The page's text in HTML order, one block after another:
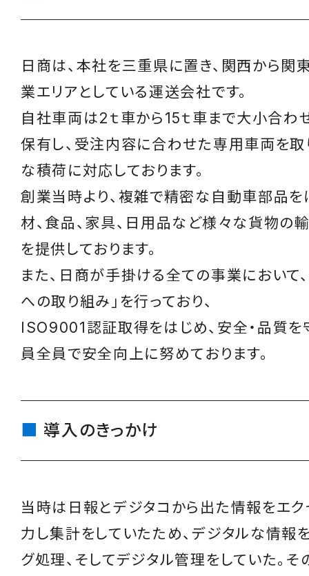
日商は、本社を三重県に置き、関西から関
業エリアとしている運送会社です。
自社車両は2ｔ車から15ｔ車まで大小合
保有し、受注内容に合わせた専用車両を取
な積荷に対応しております。
創業当時より、複雑で精密な自動車部品を
材、食品、家具、日用品など様々な貨物の
を提供しております。
また、日商が手掛ける全ての事業において
への取り組み」を行っており、
ISO9001認証取得をはじめ、安全・品質を
員全員で安全向上に努めております。
導入のきっかけ
当時は日報とデジタコから出た情報をエ
力し集計をしていたため、デジタルな情報
グ処理、そしてデジタル管理をしていた。